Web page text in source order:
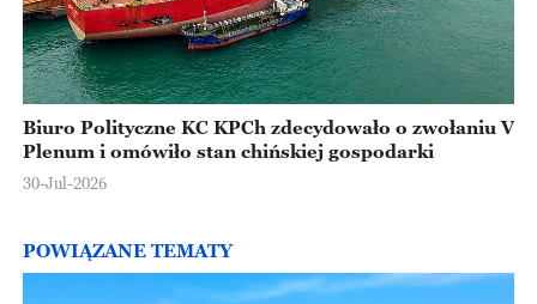
Biuro Polityczne KC KPCh zdecydowało o zwołaniu V
Plenum i omówiło stan chińskiej gospodarki
30-Jul-2026
POWIĄZANE TEMATY